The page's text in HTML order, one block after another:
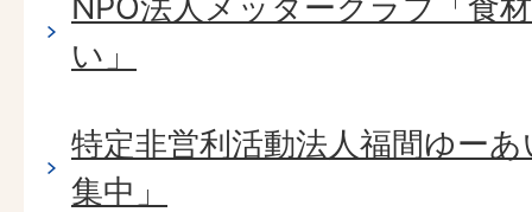
い」
特定非営利活動法人福間ゆー
集中」